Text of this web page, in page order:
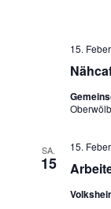
15.
SA.
15
15.